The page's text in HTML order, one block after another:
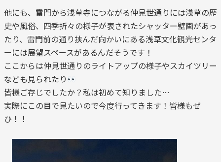
他にも、雷門から浅草寺につながる仲見世通りには浅草の歴
史や風俗、四季折々の様子が表されたシャッター壁画があっ
たり、雷門前の通り挟んだ向かいにある浅草文化観光センタ
ーには展望スペースがあるんだそうです！
ここからは仲見世通りのライトアップの様子やスカイツリー
なども見られたり
皆様ご存じでしたか？私は初めて知りました…
実際にこの目で見たいので今度行ってきます！皆様もぜ
ひ！！